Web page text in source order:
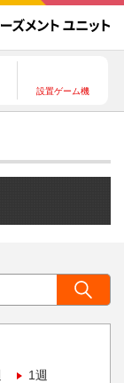
設置ゲーム機
1週